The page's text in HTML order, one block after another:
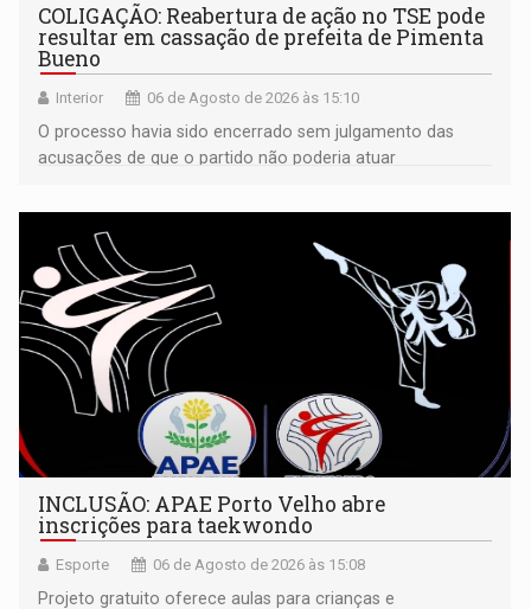
COLIGAÇÃO: Reabertura de ação no TSE pode
resultar em cassação de prefeita de Pimenta
Bueno
Interior 06 de Agosto de 2026 às 15:10
O processo havia sido encerrado sem julgamento das
acusações de que o partido não poderia atuar
INCLUSÃO: APAE Porto Velho abre
inscrições para taekwondo
Esporte 06 de Agosto de 2026 às 15:08
Projeto gratuito oferece aulas para crianças e